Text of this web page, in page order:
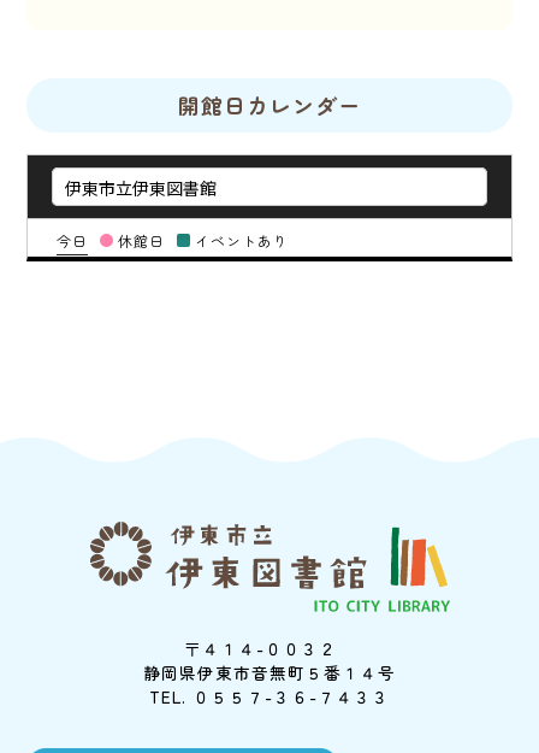
開館日カレンダー
今日 休館日 イベントあり
〒４１４-００３２
静岡県伊東市音無町５番１４号
TEL. ０５５７-３６-７４３３